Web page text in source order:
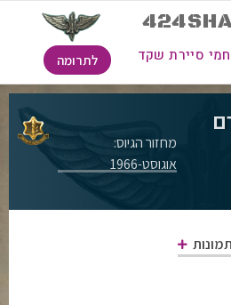
סיירת שקד לתרומה
מחזור הגיוס:
אוגוסט-1966